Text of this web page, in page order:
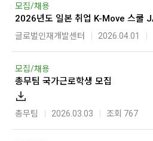
모집/채용
글로벌인재개발센터 2026.04.01
모집/채용
총무팀 국가근로학생 모집
총무팀 2026.03.03 조회 767